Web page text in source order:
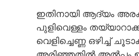
CONTACT US
ഇതിനായി ആദ്യം
പുളിവെള്ളം
വെളിച്ചെണ്ണ ഒഴിച്ച്